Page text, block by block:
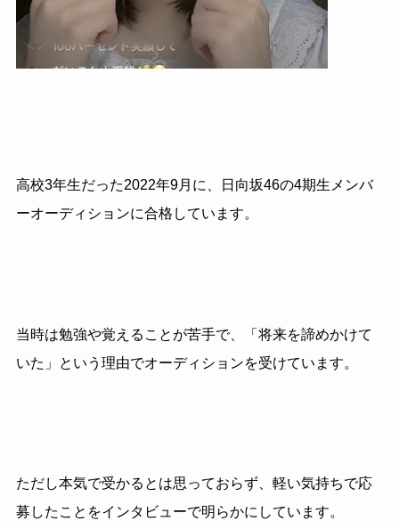
高校3年生だった2022年9月に、日向坂46の4期生メンバ
ーオーディションに合格しています。
当時は勉強や覚えることが苦手で、「将来を諦めかけて
いた」という理由でオーディションを受けています。
ただし本気で受かるとは思っておらず、軽い気持ちで応
募したことをインタビューで明らかにしています。